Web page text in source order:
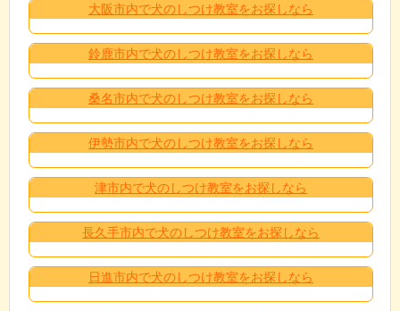
大阪市内で犬のしつけ教室をお探しなら
鈴鹿市内で犬のしつけ教室をお探しなら
桑名市内で犬のしつけ教室をお探しなら
伊勢市内で犬のしつけ教室をお探しなら
津市内で犬のしつけ教室をお探しなら
長久手市内で犬のしつけ教室をお探しなら
日進市内で犬のしつけ教室をお探しなら